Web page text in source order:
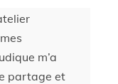
m’a
partage et